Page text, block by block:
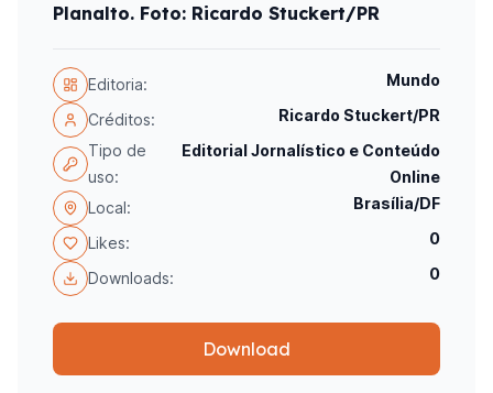
Planalto. Foto: Ricardo Stuckert/PR
Editoria: Mundo
Créditos:
Ricardo Stuckert/PR
Tipo de
uso:
Editorial Jornalístico e Conteúdo
Online
Local:
Brasília/DF
Likes: 0
Downloads: 0
Download